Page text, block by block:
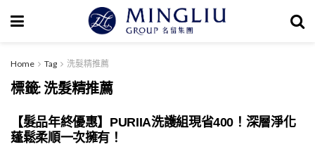
Home Tag 洗髮精推薦
標籤:洗髮精推薦
【髮品年終優惠】PURIIA洗護組現省400！深層淨化
蓬鬆柔順一次擁有！